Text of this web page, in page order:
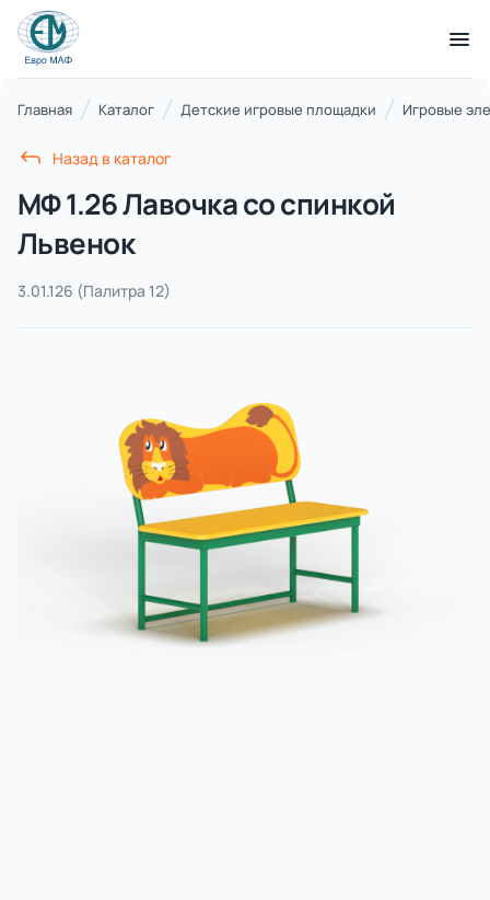
КАТАЛОГ ТОВАРОВ
21 категория
Благоустройство территорий
7 категорий
Комплексы для лазания
3 категории
4 категории
Главная Каталог Детские игровые площадки Игровые
Назад в каталог
МФ 1.26 Лавочка со спинкой
Львенок
3.01.126 (Палитра 12)